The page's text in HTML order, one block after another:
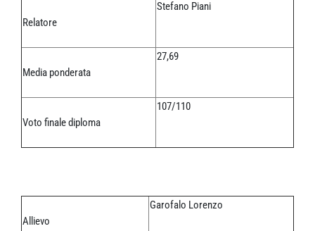
Relatore
Stefano Piani
Media ponderata
27,69
Voto finale diploma
107/110
Allievo
Garofalo Lorenzo